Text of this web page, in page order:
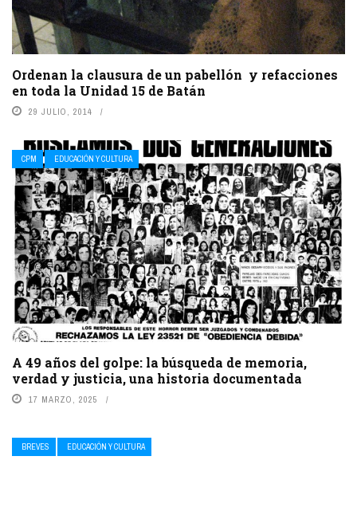
Ordenan la clausura de un pabellón y refacciones
en toda la Unidad 15 de Batán
29 JULIO, 2014
CPM EDUCACIÓN Y CULTURA
A 49 años del golpe: la búsqueda de memoria,
verdad y justicia, una historia documentada
17 MARZO, 2025
BREVES EDUCACIÓN Y CULTURA